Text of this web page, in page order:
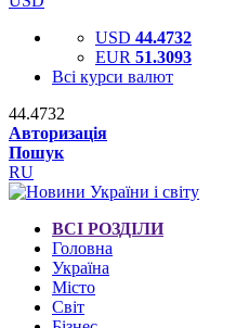
USD 44.4732
EUR 51.3093
Всі курси валют
44.4732
Авторизація
Пошук
RU
ВСІ РОЗДІЛИ
Головна
Україна
Місто
Світ